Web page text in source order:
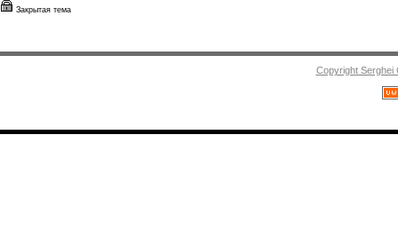
Закрытая тема
Copyright Serghei